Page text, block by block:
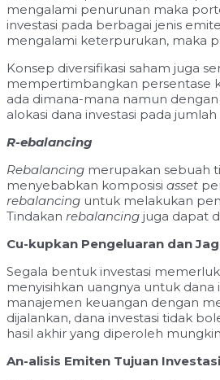
mengalami penurunan maka
investasi pada berbagai jenis
mengalami keterpurukan, maka
Konsep diversifikasi saham juga
mempertimbangkan persentase
ada dimana-mana namun
alokasi dana investasi pada
R-ebalancing
Rebalancing merupakan sebuah
menyebabkan komposisi asset
rebalancing untuk melakukan
Tindakan rebalancing juga dapat
Cu-kupkan Pengeluaran dan
Segala bentuk investasi
menyisihkan uangnya untuk
manajemen keuangan dengan
dijalankan, dana investasi tidak
hasil akhir yang diperoleh
An-alisis Emiten Tujuan Investasi